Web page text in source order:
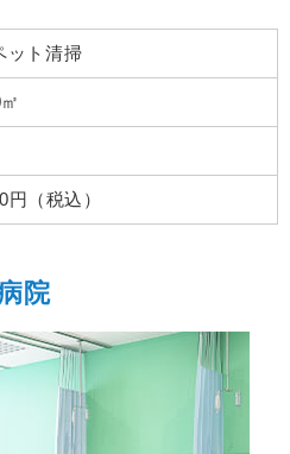
ット清掃
円（税込）
院